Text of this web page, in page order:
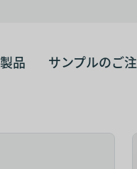
製品 サンプルのご